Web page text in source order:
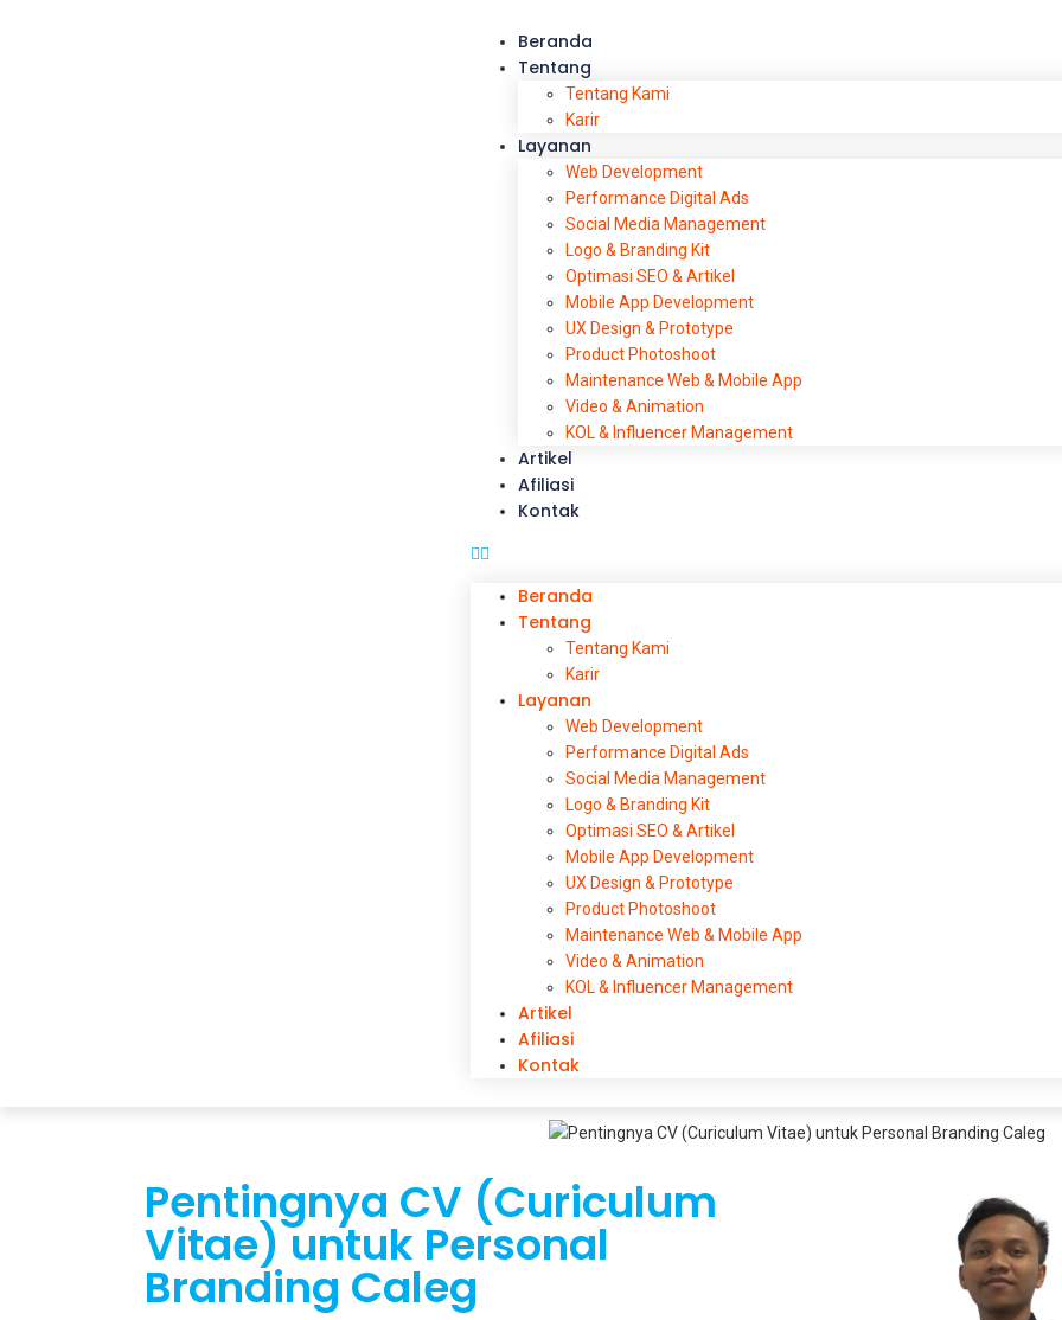
Beranda
Tentang
Tentang Kami
Karir
Layanan
Web Development
Performance Digital Ads
Social Media Management
Logo & Branding Kit
Optimasi SEO & Artikel
Mobile App Development
UX Design & Prototype
Product Photoshoot
Maintenance Web & Mobile App
Video & Animation
KOL & Influencer Management
Artikel
Afiliasi
Kontak
Beranda
Tentang
Tentang Kami
Karir
Layanan
Web Development
Performance Digital Ads
Social Media Management
Logo & Branding Kit
Optimasi SEO & Artikel
Mobile App Development
UX Design & Prototype
Product Photoshoot
Maintenance Web & Mobile App
Video & Animation
KOL & Influencer Management
Artikel
Afiliasi
Kontak
Pentingnya CV (Curiculum
Vitae) untuk Personal
Branding Caleg